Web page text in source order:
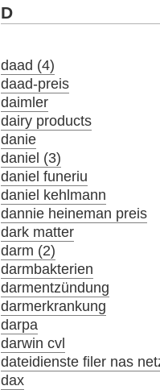
D
daad (4)
daad-preis
daimler
dairy products
danie
daniel (3)
daniel funeriu
daniel kehlmann
dannie heineman preis
dark matter
darm (2)
darmbakterien
darmentzündung
darmerkrankung
darpa
darwin cvl
dateidienste filer nas
dax